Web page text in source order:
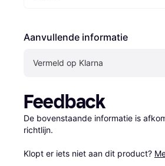
Aanvullende informatie
Vermeld op Klarna
Feedback
De bovenstaande informatie is
richtlijn.
Klopt er iets niet aan dit product?